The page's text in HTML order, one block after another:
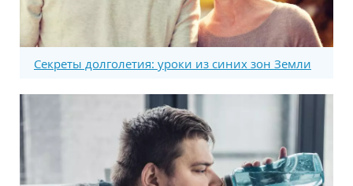
Секреты долголетия: уроки из синих зон Земли